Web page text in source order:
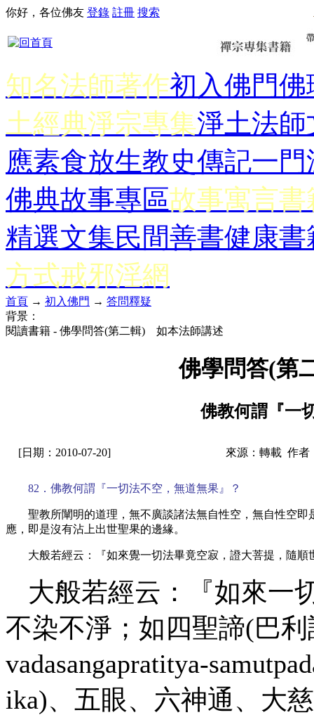
你好，各位佛友 登錄 註冊 搜索
知名法師著作初入佛門佛
土經典淨宗專集淨土法師
應素食放生教史傳記一門
佛典故事專區故事寓言書
精選文集民間善書健康書
方式戒邪淫網
首頁 → 初入佛門 → 答問釋疑
背景：
閱讀書籍 - 佛學問答(第二輯) 如本法師講述
佛學問答(第
佛教何謂『一
[日期：2010-07-20] 來源：轉載 作者
82．佛教何謂『一切法不空，無道無果』？
聖教所闡明的道理，無不廣談諸法無自性空，無自性空
應，即是沒有沾上出世聖果的邊緣。
大般若經云：『如來覺一切法畢竟空寂，證大菩提，隨
大般若經云：『如來一
不染不淨；如四聖諦(巴利
vadasangapratitya-
ika)、五眼、六神通、大